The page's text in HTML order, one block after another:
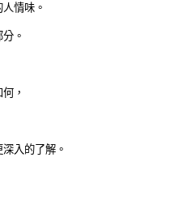
情味。
。
，
入的了解。